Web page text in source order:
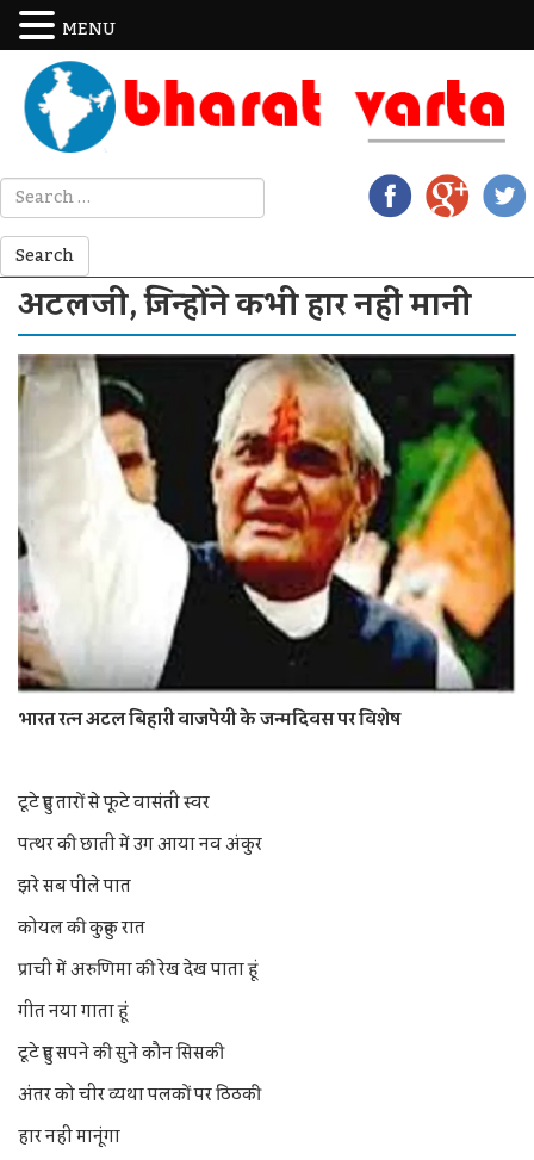
अटलजी, जिन्होंने कभी हार नहीं मानी
भारत रत्न अटल बिहारी वाजपेयी के जन्मदिवस पर विशेष
टूटे हुए तारों से फूटे वासंती स्वर
पत्थर की छाती में उग आया नव अंकुर
झरे सब पीले पात
कोयल की कुहुक रात
प्राची में अरुणिमा की रेख देख पाता हूं
गीत नया गाता हूं
टूटे हुए सपने की सुने कौन सिसकी
अंतर को चीर व्यथा पलकों पर ठिठकी
हार नहीं मानूंगा
MENU